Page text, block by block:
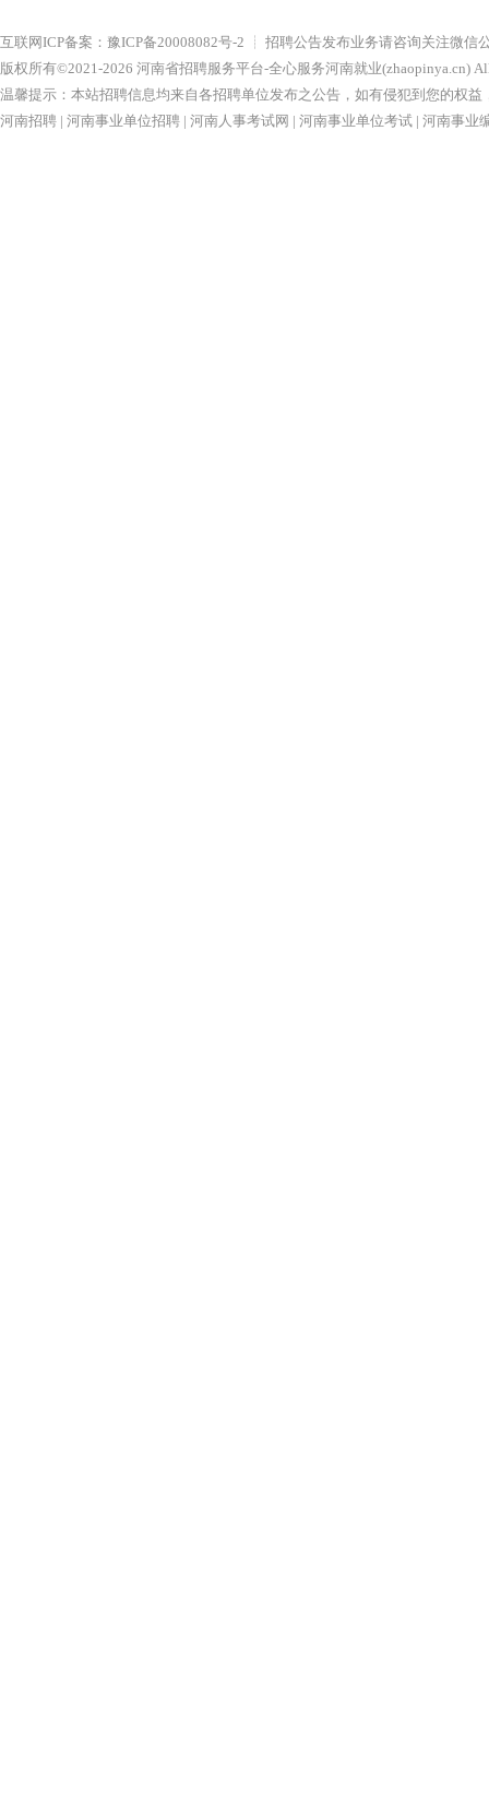
互联网ICP备案： 豫ICP备20008082号-2 ┊ 招聘公告发布业务请咨询关注微信
版权所有©2021-2026 河南省招聘服务平台-全心服务河南就业(zhaopinya.cn)
温馨提示：本站招聘信息均来自各招聘单位发布之公告，如有侵犯到您的权
河南招聘 | 河南事业单位招聘 | 河南人事考试网 | 河南事业单位考试 | 河南事业